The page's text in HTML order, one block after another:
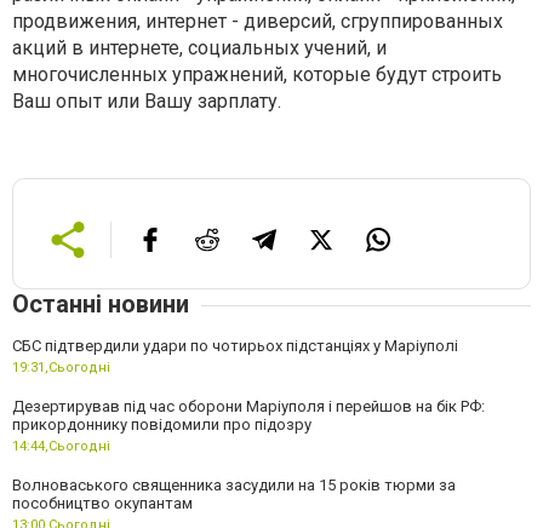
продвижения, интернет - диверсий, сгруппированных
акций в интернете, социальных учений, и
многочисленных упражнений, которые будут строить
Ваш опыт или Вашу зарплату.
Останні новини
СБС підтвердили удари по чотирьох підстанціях у Маріуполі
19:31,Сьогодні
Дезертирував під час оборони Маріуполя і перейшов на бік РФ:
прикордоннику повідомили про підозру
14:44,Сьогодні
Волноваського священника засудили на 15 років тюрми за
пособництво окупантам